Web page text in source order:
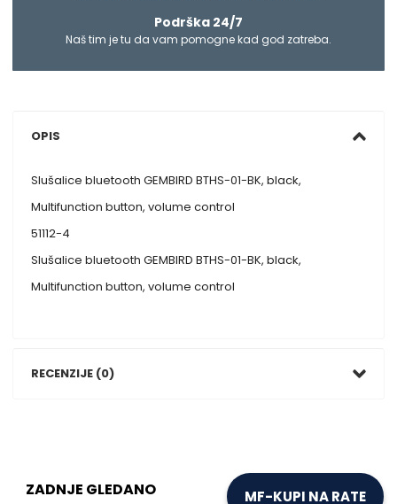
Podrška 24/7
Naš tim je tu da vam pomogne kad god zatreba.
OPIS
Slušalice bluetooth GEMBIRD BTHS-01-BK, black,
Multifunction button, volume control
51112-4
Slušalice bluetooth GEMBIRD BTHS-01-BK, black,
Multifunction button, volume control
RECENZIJE (0)
ZADNJE GLEDANO MF-KUPI NA RATE